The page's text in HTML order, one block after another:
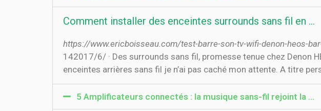
Comment installer des enceintes surrounds sans fil en …
https://www.ericboisseau.com/test-barre-son-tv-wifi-denon-heos-
14‏‏/6‏‏/2017 · Des surrounds sans fil, promesse tenue chez Denon HEOS ? Quand Denon m’annonçait une nouvelle barre de son avec des
enceintes arrières sans fil je n’ai pas caché mon attente. A titre
5 Amplificateurs connectés : la musique sans-fil rejoint la ...